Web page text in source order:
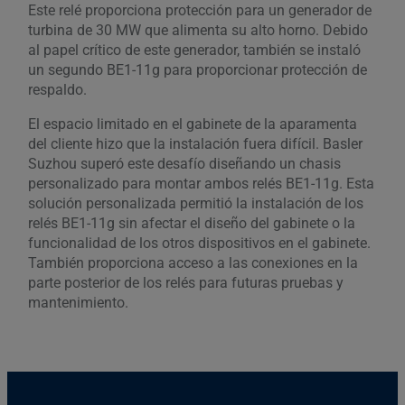
Este relé proporciona protección para un generador de
turbina de 30 MW que alimenta su alto horno. Debido
al papel crítico de este generador, también se instaló
un segundo BE1-11g para proporcionar protección de
respaldo.
El espacio limitado en el gabinete de la aparamenta
del cliente hizo que la instalación fuera difícil. Basler
Suzhou superó este desafío diseñando un chasis
personalizado para montar ambos relés BE1-11g. Esta
solución personalizada permitió la instalación de los
relés BE1-11g sin afectar el diseño del gabinete o la
funcionalidad de los otros dispositivos en el gabinete.
También proporciona acceso a las conexiones en la
parte posterior de los relés para futuras pruebas y
mantenimiento.